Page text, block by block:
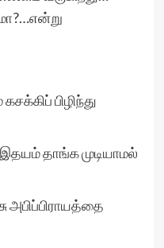
பிழிந்து
தாங்க முடியாமல்
அபிப்பிராயத்தை